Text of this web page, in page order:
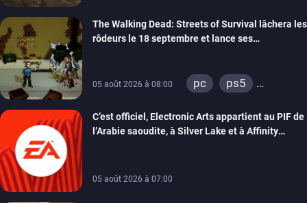
The Walking Dead: Streets of Survival lâchera les
rôdeurs le 18 septembre et lance ses
05 août 2026 à 08:00 pc
ps5
switch
switch 2
C’est officiel, Electronic Arts appartient au PIF de
l’Arabie saoudite, à Silver Lake et à Affinity
05 août 2026 à 07:00